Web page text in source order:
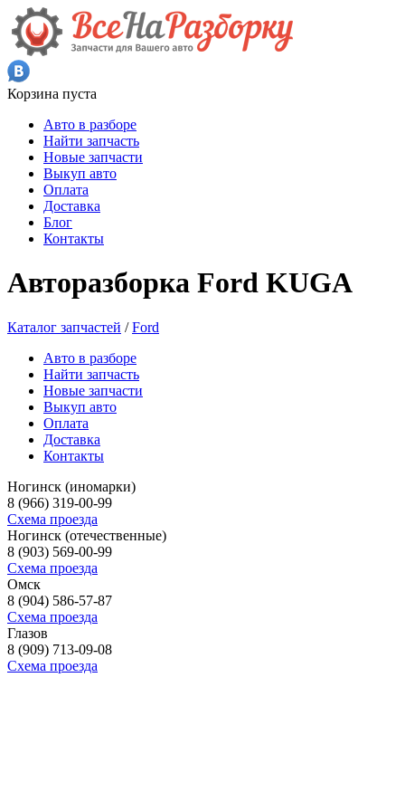
Корзина пуста
Авто в разборе
Найти запчасть
Новые запчасти
Выкуп авто
Оплата
Доставка
Блог
Контакты
Авторазборка Ford KUGA
Каталог запчастей /Ford
Авто в разборе
Найти запчасть
Новые запчасти
Выкуп авто
Оплата
Доставка
Контакты
Ногинск (иномарки)
8 (966) 319-00-99
Схема проезда
Ногинск (отечественные)
8 (903) 569-00-99
Схема проезда
Омск
8 (904) 586-57-87
Схема проезда
Глазов
8 (909) 713-09-08
Схема проезда